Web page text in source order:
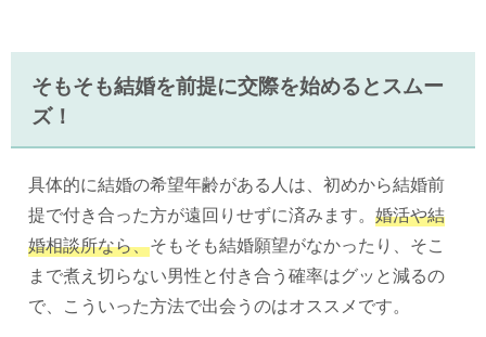
そもそも結婚を前提に交際を始めるとスムー
ズ！
具体的に結婚の希望年齢がある人は、初めから結婚前
提で付き合った方が遠回りせずに済みます。 婚活や結
婚相談所なら、そもそも結婚願望がなかったり、そこ
まで煮え切らない男性と付き合う確率はグッと減るの
で、こういった方法で出会うのはオススメです。